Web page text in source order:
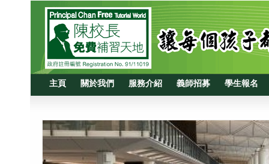
主頁 關於我們 服務介紹 義師招募 學生報名